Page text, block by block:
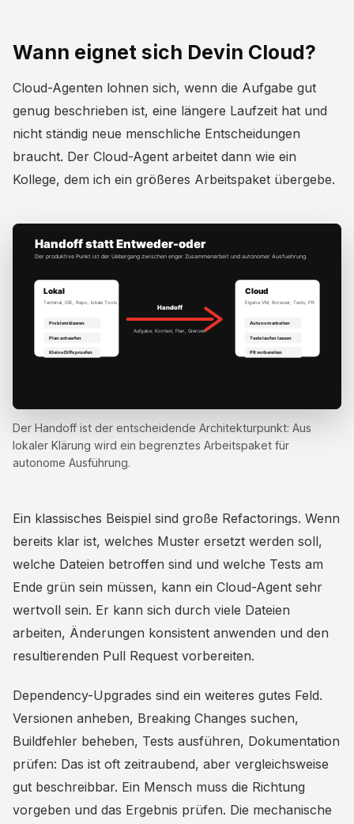
Wann eignet sich Devin Cloud?
Cloud-Agenten lohnen sich, wenn die Aufgabe gut
genug beschrieben ist, eine längere Laufzeit hat und
nicht ständig neue menschliche Entscheidungen
braucht. Der Cloud-Agent arbeitet dann wie ein
Kollege, dem ich ein größeres Arbeitspaket übergebe.
Der Handoff ist der entscheidende Architekturpunkt: Aus
lokaler Klärung wird ein begrenztes Arbeitspaket für
autonome Ausführung.
Ein klassisches Beispiel sind große Refactorings. Wenn
bereits klar ist, welches Muster ersetzt werden soll,
welche Dateien betroffen sind und welche Tests am
Ende grün sein müssen, kann ein Cloud-Agent sehr
wertvoll sein. Er kann sich durch viele Dateien
arbeiten, Änderungen konsistent anwenden und den
resultierenden Pull Request vorbereiten.
Dependency-Upgrades sind ein weiteres gutes Feld.
Versionen anheben, Breaking Changes suchen,
Buildfehler beheben, Tests ausführen, Dokumentation
prüfen: Das ist oft zeitraubend, aber vergleichsweise
gut beschreibbar. Ein Mensch muss die Richtung
vorgeben und das Ergebnis prüfen. Die mechanische